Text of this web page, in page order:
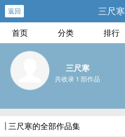
返回 三尺寒
首页 分类 排行
三尺寒
共收录 1 部作品
三尺寒的全部作品集